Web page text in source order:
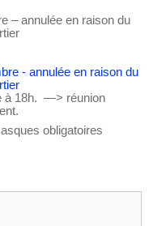
– annulée en raison du
à 18h. —> réunion
obligatoires